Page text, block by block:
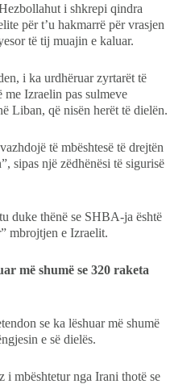
i shkrepi qindra
për t’u hakmarrë për vrasjen
të tij muajin e kaluar.
i ka urdhëruar zyrtarët të
Izraelin pas sulmeve
Liban, që nisën herët të dielën.
të mbështesë të drejtën
sipas një zëdhënësi të sigurisë
duke thënë se SHBA-ja është
mbrojtjen e Izraelit.
më shumë se 320 raketa
se ka lëshuar më shumë
e së dielës.
i mbështetur nga Irani thotë se